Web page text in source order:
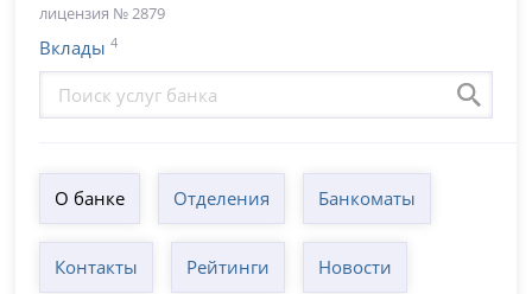
лицензия № 2879
Вклады 4
О банке Отделения Банкоматы
Контакты Рейтинги Новости